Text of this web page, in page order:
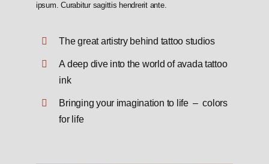
ipsum. Curabitur sagittis hendrerit ante.
The great artistry behind tattoo studios
A deep dive into the world of avada tattoo
ink
Bringing your imagination to life – colors
for life